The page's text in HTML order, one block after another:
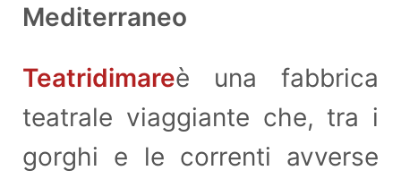
Mediterraneo
Teatridimareè una fabbrica
teatrale viaggiante che, tra i
gorghi e le correnti avverse